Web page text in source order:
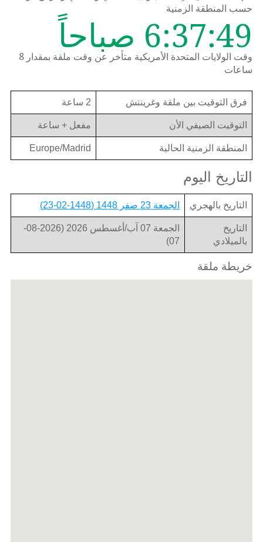
حسب المنطقة الزمنية
6:37:49 صباحاً
وقت الولايات المتحدة الأمريكية متأخر عن وقت ملقة بمقدار 8
ساعات
فرق التوقيت بين ملقة وغرينتش 2 ساعة
التوقيت الصيفي الأن مفعل + ساعة
المنطقة الزمنية الحالية Europe/Madrid
التاريخ اليوم
التاريخ بالهجري الجمعة 23 صفر 1448 (1448-02-23)
التاريخ
بالميلادي
الجمعة 07 آب/أغسطس 2026 (2026-08-
07)
خريطة ملقة